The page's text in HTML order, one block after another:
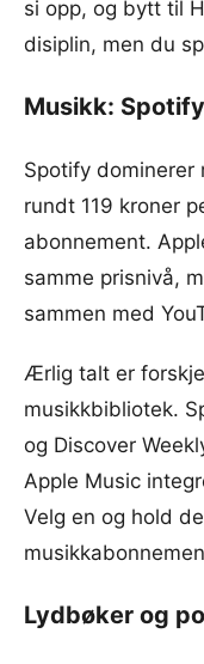
si opp, og bytt til
disiplin, men du
Musikk:
Spotify dominerer
rundt 119 kroner
abonnement.
samme prisnivå,
sammen med
Ærlig talt er
musikkbibliotek.
og Discover
Apple Music
Velg en og hold
Lydbøker og